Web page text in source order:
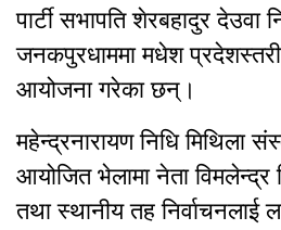
पार्टी सभापति शेरबहादुर
जनकपुरधाममा मधेश
आयोजना गरेका छन्।
महेन्द्रनारायण निधि मिथिला
आयोजित भेलामा नेता
तथा स्थानीय तह निर्वाचनलाई